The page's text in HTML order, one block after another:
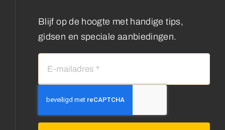
Blijf op de hoogte met handige tips,
gidsen en speciale aanbiedingen.